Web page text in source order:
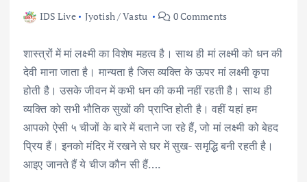
IDS Live Jyotish / Vastu 0 Comments
शास्त्रोंं में मां लक्ष्मी का विशेष महत्व है। साथ ही मां लक्ष्मी को धन की
देवी माना जाता है। मान्यता है जिस व्यक्ति के ऊपर मां लक्ष्मी कृपा
होती है। उसके जीवन में कभी धन की कमी नहीं रहती है। साथ ही
व्यक्ति को सभी भौतिक सुखों की प्राप्ति होती है। वहीं यहां हम
आपको ऐसी ५ चीजों के बारे में बताने जा रहे हैं, जो मां लक्ष्मी को बेहद
प्रिय हैं। इनको मंदिर में रखने से घर में सुख- समृद्धि बनी रहती है।
आइए जानते हैं ये चीज कौन सी हैं….